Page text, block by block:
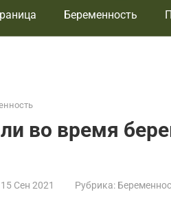
Беременность
во время
15 Сен 2021 Рубрика: